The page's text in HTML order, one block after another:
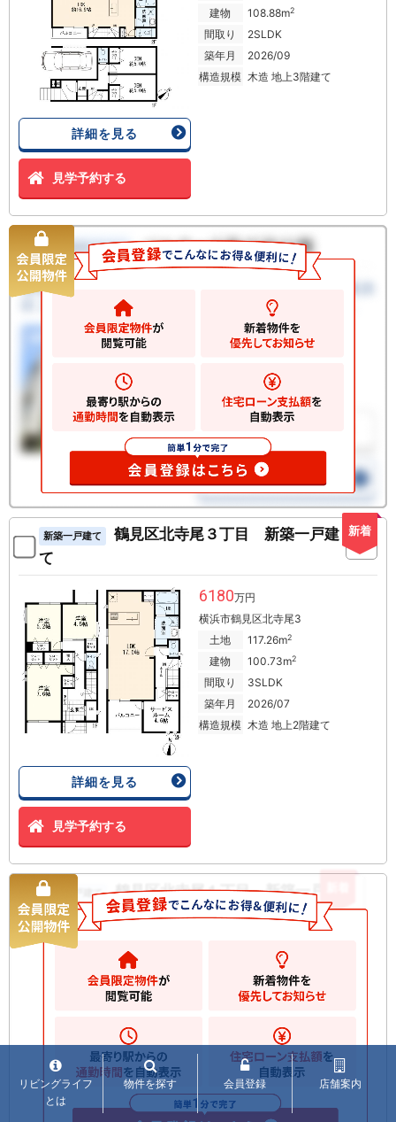
詳細を見る
見学予約する
建物 108.88m2
間取り
2SLDK
築年月
2026/09
構造規模 木造 地上3階建て
新着
新築一戸建て
鶴見区北寺尾３丁目 新築一戸建
て
詳細を見る
見学予約する
6180万円
横浜市鶴見区北寺尾3
土地
117.26m2
建物 100.73m2
間取り
3SLDK
築年月
2026/07
構造規模 木造 地上2階建て
新築一戸建て 鶴見区北寺尾１丁目 新築一戸建て
横浜市鶴見区北寺尾
97.12m
89.80m 2
2026/05
構造規
木造 地上2階建て
お気に入りに追加
リビングライフ
とは
物件を探す 会員登録 店舗案内